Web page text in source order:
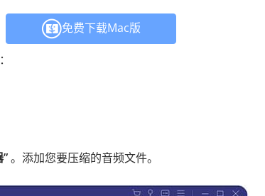
免费下载Mac版
。添加您要压缩的音频文件。